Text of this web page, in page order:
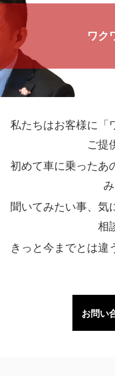
ワク
私たちはお客様に「
ご提
初めて車に乗ったあ
聞いてみたい事、気
相
きっと今までとは違
お問い